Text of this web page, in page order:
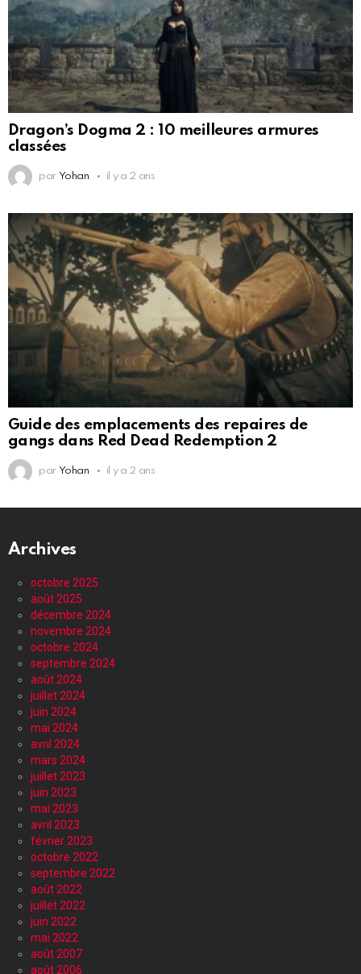
Dragon’s Dogma 2 : 10 meilleures armures
classées
par Yohan il y a 2 ans
Guide des emplacements des repaires de
gangs dans Red Dead Redemption 2
par Yohan il y a 2 ans
Archives
octobre 2025
août 2025
décembre 2024
novembre 2024
octobre 2024
septembre 2024
août 2024
juillet 2024
juin 2024
mai 2024
avril 2024
mars 2024
juillet 2023
juin 2023
mai 2023
avril 2023
février 2023
octobre 2022
septembre 2022
août 2022
juillet 2022
juin 2022
mai 2022
août 2007
août 2006